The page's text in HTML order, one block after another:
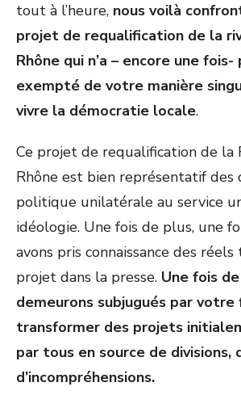
tout à l’heure, nous voilà
projet de requalification de la
Rhône qui n’a – encore une
exempté de votre manière
vivre la démocratie locale.
Ce projet de requalification de la
Rhône est bien représentatif des
politique unilatérale au service
idéologie. Une fois de plus, une
avons pris connaissance des
projet dans la presse. Une fois
demeurons subjugués par
transformer des projets
par tous en source de divisions,
d’incompréhensions.